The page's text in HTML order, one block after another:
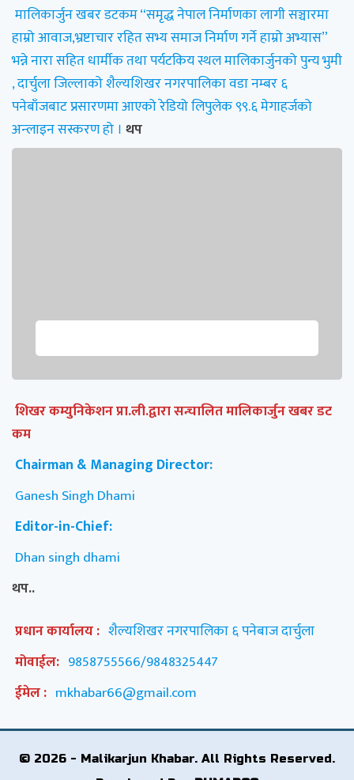
मालिकार्जुन खबर डटकम “समृद्ध नेपाल निर्माणका लागी सञ्चारमा
हाम्रो आवाज,भ्रष्टाचार रहित सभ्य समाज निर्माण गर्ने हाम्रो अभ्यास”
भन्ने नारा सहित धार्मीक तथा पर्यटकिय स्थल मालिकार्जुनको पुन्य भुमी
, दार्चुला जिल्लाको शैल्यशिखर नगरपालिका वडा नम्बर ६
पनेबाँजबाट प्रसारणमा आएको रेडियो लिपुलेक ९९.६ मेगाहर्जको
अन्लाइन सस्करण हो । थप
शिखर कम्युनिकेशन प्रा.ली.द्वारा सन्चालित मालिकार्जुन खबर डट
कम
Chairman & Managing Director:
Ganesh Singh Dhami
Editor-in-Chief:
Dhan singh dhami
थप..
प्रधान कार्यालय : शैल्यशिखर नगरपालिका ६ पनेबाज दार्चुला
मोवाईल: 9858755566/9848325447
ईमेल : mkhabar66@gmail.com
© 2026 - Malikarjun Khabar. All Rights Reserved.